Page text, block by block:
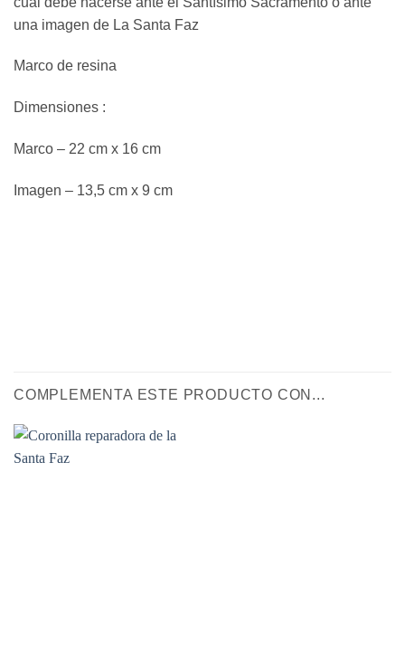
una imagen de La Santa Faz
Marco de resina
Dimensiones :
Marco – 22 cm x 16 cm
Imagen – 13,5 cm x 9 cm
COMPLEMENTA ESTE PRODUCTO CON...